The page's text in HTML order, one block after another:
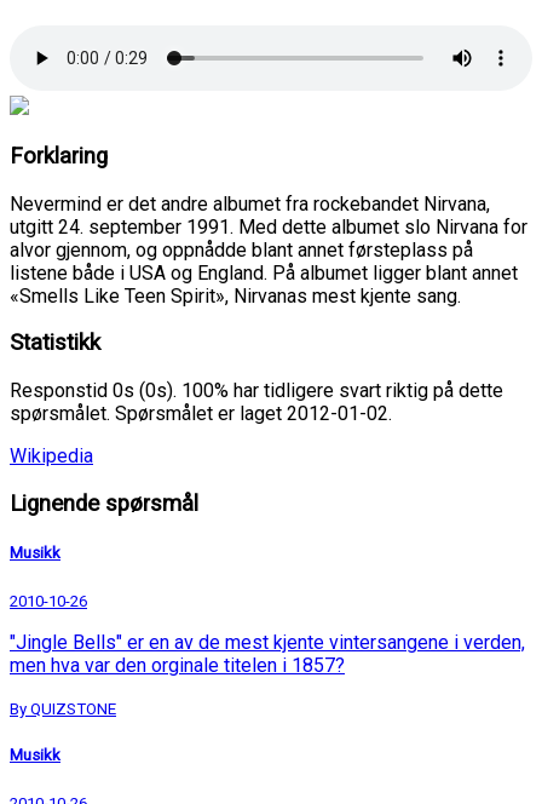
Forklaring
Nevermind er det andre albumet fra rockebandet Nirvana,
utgitt 24. september 1991. Med dette albumet slo Nirvana for
alvor gjennom, og oppnådde blant annet førsteplass på
listene både i USA og England. På albumet ligger blant annet
«Smells Like Teen Spirit», Nirvanas mest kjente sang.
Statistikk
Responstid 0s (0s). 100% har tidligere svart riktig på dette
spørsmålet. Spørsmålet er laget 2012-01-02.
Wikipedia
Lignende spørsmål
Musikk
2010-10-26
"Jingle Bells" er en av de mest kjente vintersangene i verden,
men hva var den orginale titelen i 1857?
By QUIZSTONE
Musikk